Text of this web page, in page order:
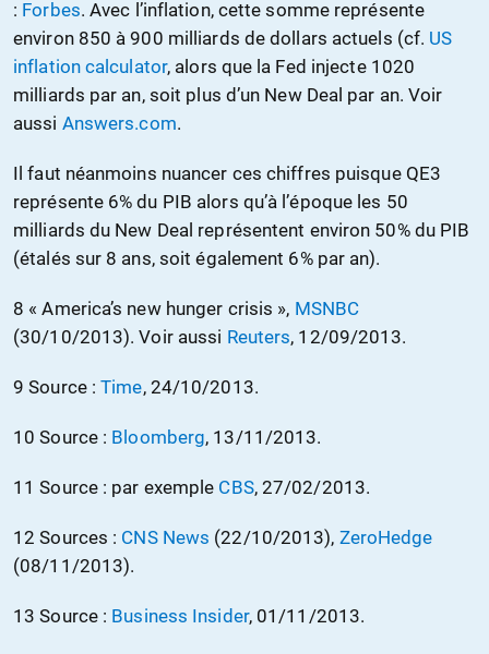
: Forbes. Avec l’inflation, cette somme représente
environ 850 à 900 milliards de dollars actuels (cf. US
inflation calculator, alors que la Fed injecte 1020
milliards par an, soit plus d’un New Deal par an. Voir
aussi Answers.com.
Il faut néanmoins nuancer ces chiffres puisque QE3
représente 6% du PIB alors qu’à l’époque les 50
milliards du New Deal représentent environ 50% du PIB
(étalés sur 8 ans, soit également 6% par an).
8 « America’s new hunger crisis », MSNBC
(30/10/2013). Voir aussi Reuters, 12/09/2013.
9 Source :Time, 24/10/2013.
10 Source : Bloomberg, 13/11/2013.
11 Source : par exemple CBS, 27/02/2013.
12 Sources : CNS News (22/10/2013), ZeroHedge
(08/11/2013).
13 Source : Business Insider, 01/11/2013.